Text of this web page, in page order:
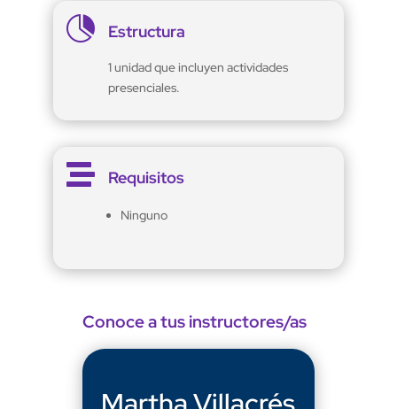
 Estructura
1 unidad que incluyen actividades
presenciales.
 Requisitos
Ninguno
Conoce a tus instructores/as